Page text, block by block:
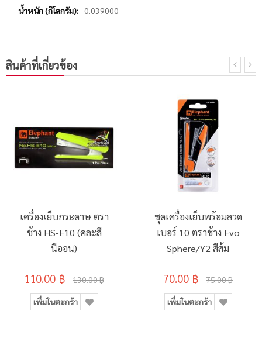
0.039000
สินค้าที่เกี่ยวข้อง
เครื่องเย็บกระดาษ ตรา
ช้าง HS-E10 (คละสี
นีออน)
110.00 ฿ 130.00 ฿
เพิ่มในตะกร้า
ชุดเครื่องเย็บพร้อมลวด
เบอร์ 10 ตราช้าง Evo
Sphere/Y2 สีส้ม
70.00 ฿ 75.00 ฿
เพิ่มในตะกร้า